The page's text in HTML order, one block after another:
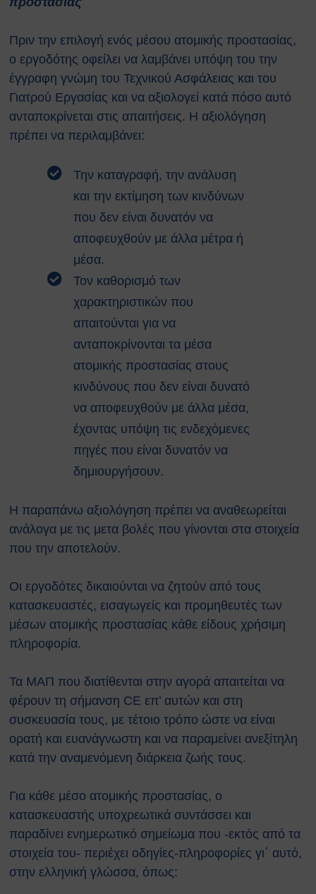
Πριν την επιλογή ενός μέσου ατομικής προστασίας,
ο εργοδότης οφείλει να λαμβάνει υπόψη του την
έγγραφη γνώμη του Τεχνικού Ασφάλειας και του
Γιατρού Εργασίας και να αξιολογεί κατά πόσο αυτό
ανταποκρίνεται στις απαιτήσεις. Η αξιολόγηση
πρέπει να περιλαμβάνει:
Την καταγραφή, την ανάλυση
και την εκτίμηση των κινδύνων
που δεν είναι δυνατόν να
αποφευχθούν με άλλα μέτρα ή
μέσα.
Τον καθορισμό των
χαρακτηριστικών που
απαιτούνται για να
ανταποκρίνονται τα μέσα
ατομικής προστασίας στους
κινδύνους που δεν είναι δυνατό
να αποφευχθούν με άλλα μέσα,
έχοντας υπόψη τις ενδεχόμενες
πηγές που είναι δυνατόν να
δημιουργήσουν.
Η παραπάνω αξιολόγηση πρέπει να αναθεωρείται
ανάλογα με τις μετα βολές που γίνονται στα στοιχεία
που την αποτελούν.
Οι εργοδότες δικαιούνται να ζητούν από τους
κατασκευαστές, εισαγωγείς και προμηθευτές των
μέσων ατομικής προστασίας κάθε είδους χρήσιμη
πληροφορία.
Τα ΜΑΠ που διατίθενται στην αγορά απαιτείται να
φέρουν τη σήμανση CE επ’ αυτών και στη
συσκευασία τους, με τέτοιο τρόπο ώστε να είναι
ορατή και ευανάγνωστη και να παραμείνει ανεξίτηλη
κατά την αναμενόμενη διάρκεια ζωής τους.
Για κάθε μέσο ατομικής προστασίας, ο
κατασκευαστής υποχρεωτικά συντάσσει και
παραδίνει ενημερωτικό σημείωμα που -εκτός από τα
στοιχεία του- περιέχει οδηγίες-πληροφορίες γι΄ αυτό,
στην ελληνική γλώσσα, όπως: